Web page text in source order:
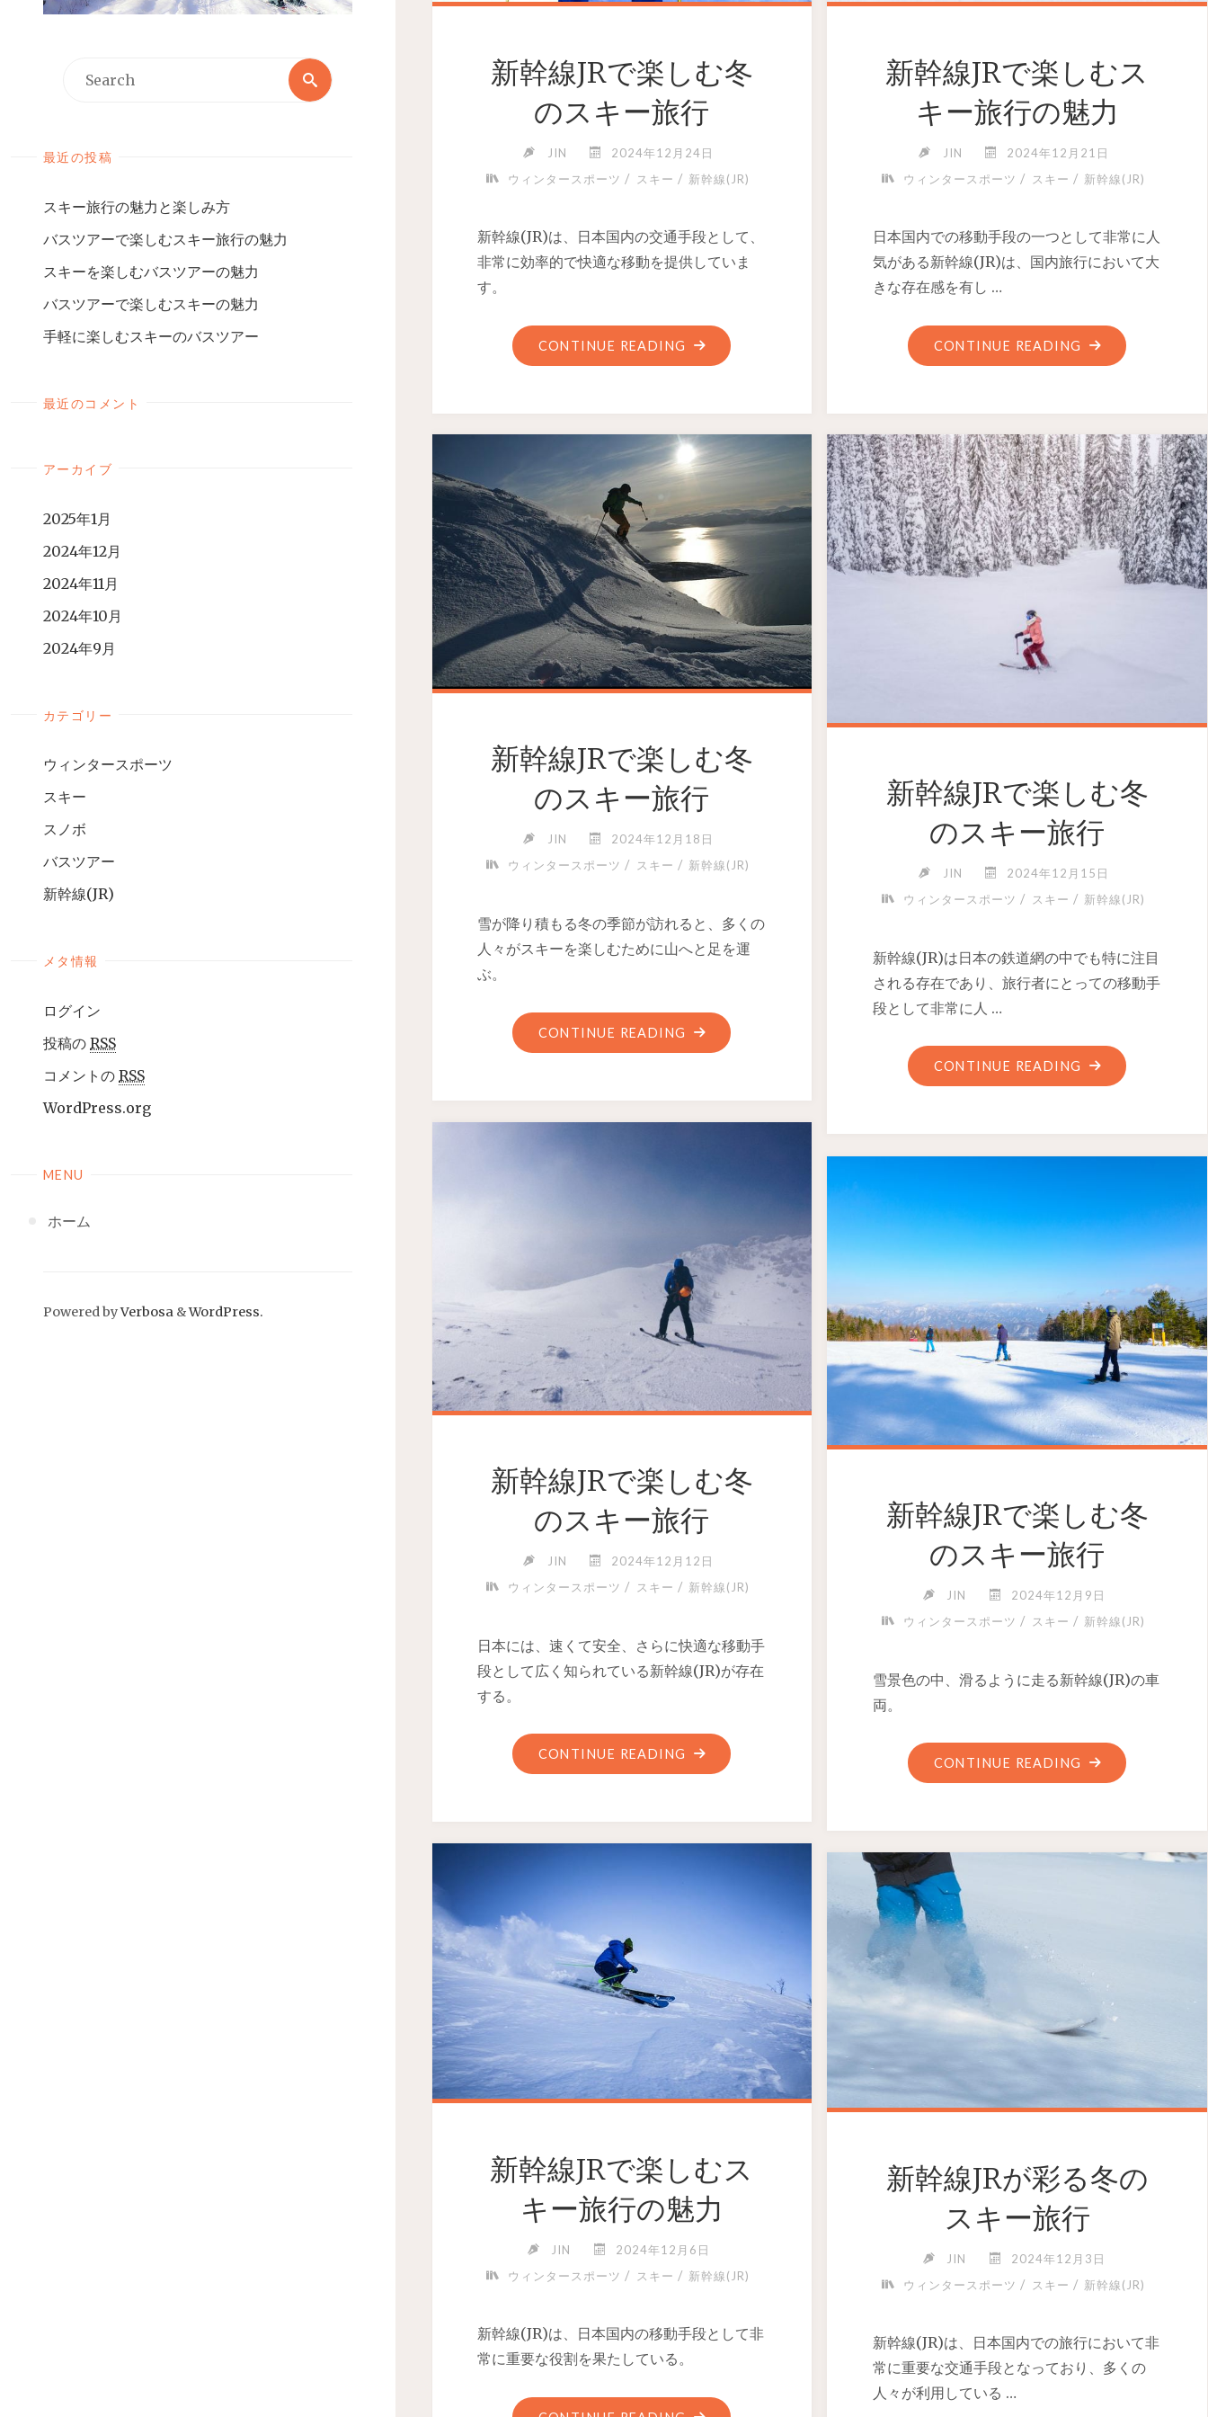
最近の投稿
スキー旅行の魅力と楽しみ方
バスツアーで楽しむスキー旅行の魅力
スキーを楽しむバスツアーの魅力
バスツアーで楽しむスキーの魅力
手軽に楽しむスキーのバスツアー
最近のコメント
アーカイブ
2025年1月
2024年12月
2024年11月
2024年10月
2024年9月
カテゴリー
ウィンタースポーツ
スキー
スノボ
バスツアー
新幹線(JR)
メタ情報
ログイン
投稿の RSS
コメントの RSS
WordPress.org
MENU
ホーム
Powered byVerbosa &WordPress.
新幹線JRで楽しむ冬
のスキー旅行
JIN
2024年12月24日
ウィンタースポーツ / スキー / 新幹線(JR)
新幹線(JR)は、日本国内の交通手段として、
非常に効率的で快適な移動を提供していま
す。
CONTINUE READING
新幹線JRで楽しむス
キー旅行の魅力
JIN
2024年12月21日
ウィンタースポーツ / スキー / 新幹線(JR)
日本国内での移動手段の一つとして非常に人
気がある新幹線(JR)は、国内旅行において大
きな存在感を有し …
CONTINUE READING
新幹線JRで楽しむ冬
のスキー旅行
JIN
2024年12月18日
ウィンタースポーツ / スキー / 新幹線(JR)
雪が降り積もる冬の季節が訪れると、多くの
人々がスキーを楽しむために山へと足を運
ぶ。
CONTINUE READING
新幹線JRで楽しむ冬
のスキー旅行
JIN
2024年12月15日
ウィンタースポーツ / スキー / 新幹線(JR)
新幹線(JR)は日本の鉄道網の中でも特に注目
される存在であり、旅行者にとっての移動手
段として非常に人 …
CONTINUE READING
新幹線JRで楽しむ冬
のスキー旅行
JIN
2024年12月12日
ウィンタースポーツ / スキー / 新幹線(JR)
日本には、速くて安全、さらに快適な移動手
段として広く知られている新幹線(JR)が存在
する。
CONTINUE READING
新幹線JRで楽しむ冬
のスキー旅行
JIN
2024年12月9日
ウィンタースポーツ / スキー / 新幹線(JR)
雪景色の中、滑るように走る新幹線(JR)の車
両。
CONTINUE READING
新幹線JRで楽しむス
キー旅行の魅力
JIN
2024年12月6日
ウィンタースポーツ / スキー / 新幹線(JR)
新幹線(JR)は、日本国内の移動手段として非
常に重要な役割を果たしている。
新幹線JRが彩る冬の
スキー旅行
JIN
2024年12月3日
ウィンタースポーツ / スキー / 新幹線(JR)
新幹線(JR)は、日本国内での旅行において非
常に重要な交通手段となっており、多くの
人々が利用している …